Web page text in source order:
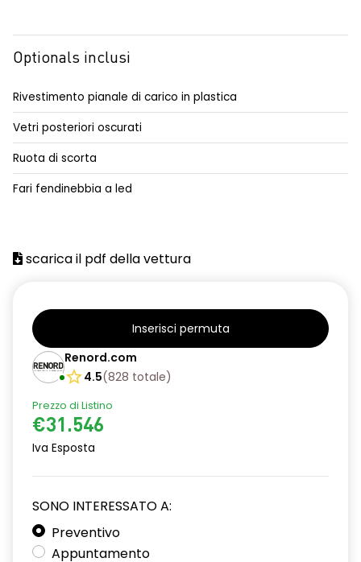
airbag conducente e passeggero
aletta parasole conducente
aletta parasole passeggero
automatic emergency braking system - AEBS
chiamata d'emergenza
cruise control
driver display 7'' a colori
esp+hsa
fari alogeni
freno di stazionamento elettrico
HARM01
intelligent speed assistance ISA
luci di cortesia anteriori
Optionals inclusi
Rivestimento pianale di carico in plastica
Vetri posteriori oscurati
Ruota di scorta
Fari fendinebbia a led
scarica il pdf della vettura
Inserisci permuta
Renord.com
4.5(828 totale)
Prezzo di Listino
€31.546
Iva Esposta
SONO INTERESSATO A:
Preventivo
Appuntamento